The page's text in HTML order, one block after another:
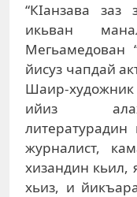
“КIанзава заз
икьван
Мегьамедован
йисуз чапдай
Шаир-художник
ийиз
журналист,
хизандин кьил,
хьиз, и